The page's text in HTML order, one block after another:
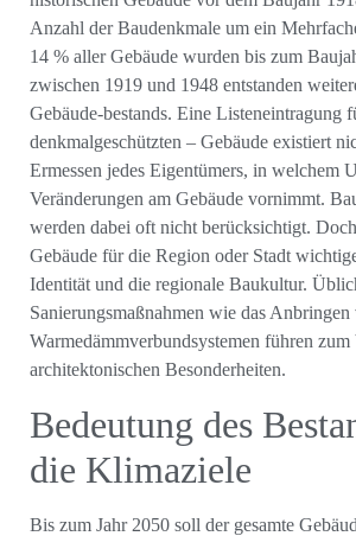
Anzahl der Baudenkmale um ein
14 % aller Gebäude wurden bis zum
zwischen 1919 und 1948 entstanden
Gebäude-bestands. Eine Listeneintragung
denkmalgeschützten – Gebäude existiert
Ermessen jedes Eigentümers, in welchem
Veränderungen am Gebäude vornimmt.
werden dabei oft nicht berücksichtigt.
Gebäude für die Region oder Stadt
Identität und die regionale Baukultur.
Sanierungsmaßnahmen wie das Anbringen
Warmedämmverbundsystemen führen
architektonischen Besonderheiten.
Bedeutung des
die Klimaziele
Bis zum Jahr 2050 soll der gesamte